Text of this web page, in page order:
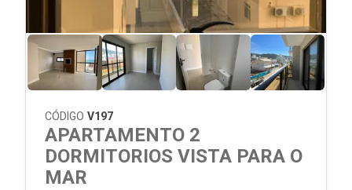
CÓDIGO V197
APARTAMENTO 2
DORMITORIOS VISTA PARA O
MAR